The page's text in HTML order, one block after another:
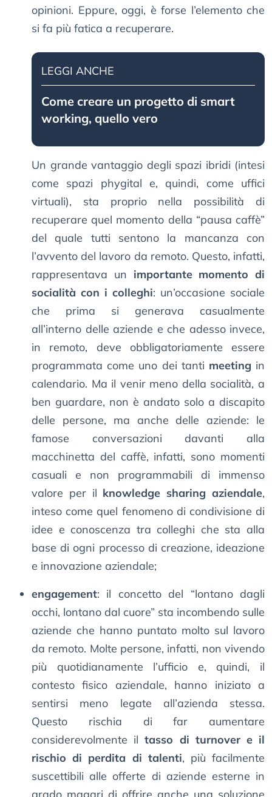
opinioni. Eppure, oggi, è forse l’elemento che
si fa più fatica a recuperare.
LEGGI ANCHE
Come creare un progetto di smart
working, quello vero
Un grande vantaggio degli spazi ibridi (intesi
come spazi phygital e, quindi, come uffici
virtuali), sta proprio nella possibilità di
recuperare quel momento della “pausa caffè”
del quale tutti sentono la mancanza con
l’avvento del lavoro da remoto. Questo, infatti,
rappresentava un importante momento di
socialità con i colleghi: un’occasione sociale
che prima si generava casualmente
all’interno delle aziende e che adesso invece,
in remoto, deve obbligatoriamente essere
programmata come uno dei tanti meeting in
calendario. Ma il venir meno della socialità, a
ben guardare, non è andato solo a discapito
delle persone, ma anche delle aziende: le
famose conversazioni davanti alla
macchinetta del caffè, infatti, sono momenti
casuali e non programmabili di immenso
valore per il knowledge sharing aziendale,
inteso come quel fenomeno di condivisione di
idee e conoscenza tra colleghi che sta alla
base di ogni processo di creazione, ideazione
e innovazione aziendale;
engagement: il concetto del “lontano dagli
occhi, lontano dal cuore” sta incombendo sulle
aziende che hanno puntato molto sul lavoro
da remoto. Molte persone, infatti, non vivendo
più quotidianamente l’ufficio e, quindi, il
contesto fisico aziendale, hanno iniziato a
sentirsi meno legate all’azienda stessa.
Questo rischia di far aumentare
considerevolmente iltasso di turnover e il
rischio di perdita di talenti, più facilmente
suscettibili alle offerte di aziende esterne in